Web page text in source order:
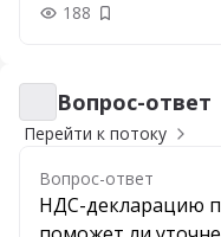
188 Добавить в
Вопрос-ответ
Вопрос-ответ
Перейти к потоку
Вопрос-ответ
НДС-декларацию